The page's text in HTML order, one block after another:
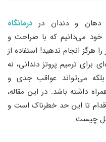
دهان و دندان در درمانگاه
خود می‌دانیم که با صراحت و
هرگز انجام ندهید! استفاده از
ترمیم پروتز دندانی، نه
می‌تواند عواقب جدی و
داشته باشد. در این مقاله،
تا این حد خطرناک است و
چیست.